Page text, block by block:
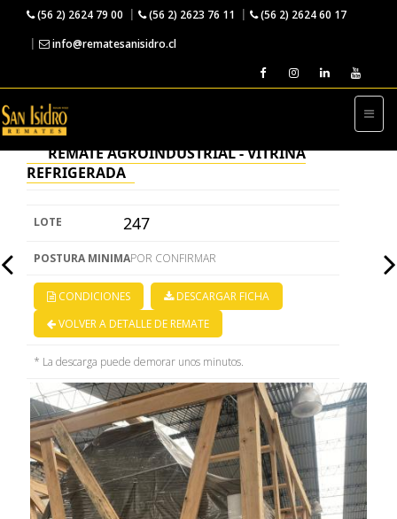
(56 2) 2624 79 00 (56 2) 2623 76 11
(56 2) 2624 60 17
info@rematesanisidro.cl
← VOLVER AL REMATE
REMATE AGROINDUSTRIAL - VITRINA
REFRIGERADA
LOTE 247
POSTURA MINIMAPOR CONFIRMAR
CONDICIONES
DESCARGAR FICHA
VOLVER A DETALLE DE REMATE
* La descarga puede demorar unos minutos.